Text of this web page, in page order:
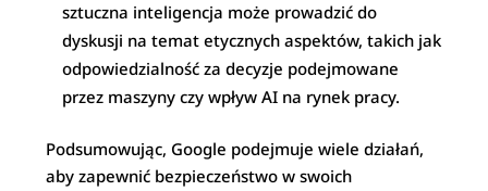
sztuczna inteligencja może prowadzić do
dyskusji na temat etycznych aspektów, takich jak
odpowiedzialność za decyzje podejmowane
przez maszyny czy wpływ AI na rynek pracy.
Podsumowując, Google podejmuje wiele działań,
aby zapewnić bezpieczeństwo w swoich